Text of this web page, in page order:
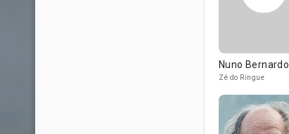
Nuno Bernardo
Zé do Ringue